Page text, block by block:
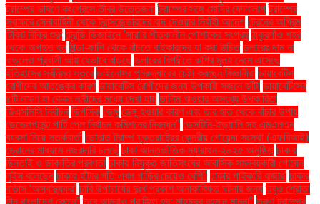
ট্রাম্পের ভাষণে কংগ্রেসে তীব্র উত্তেজনা ট্রাম্পের সঙ্গে মোদির ফোনালাপ ট্রাম্পের
স্বাক্ষরে সেনাবাহিনী থেকে ট্রান্সজেন্ডারদের বাদ দেওয়ার নির্বাহী আদেশ ট্রেনের অগ্রিম
টিকিট বিক্রি শুরু ট্রেন্ডি ডিজাইনে 'সারা'র শীতকালীন পোশাকের সংগ্রহ ঠাকুরগাঁও শহর
থেকে অপহৃত হন ঠান্ডা-কাশি থেকে বাঁচতে বাইকারদের যা করা উচিত ডলারের দাম না
বাড়লেও প্রবাসী আয় যেভাবে বাড়ছে ডলারের বিপরীতে রুপির মূল্য নেমে এসেছে
ইতিহাসের সর্বনিম্ন স্তরে ডাইনোসর পুনরুদ্ধারের চেষ্টা করছেন বিজ্ঞানীরা ডায়াবেটিস
রোগীদের আতঙ্কের কারণ ডায়াবেটিস রোগীদের জন্য উপকারী সজনে ডাঁটা ডায়াবেটিসের
৪টি লক্ষণ যা কেবল নারীদের মধ্যে দেখা যায় ডালিম খাওয়ার অসংখ্য উপকারিতা
ডিএসসিসি নির্বাচন ডিপসিক ডেঙ্গু ডেঙ্গু হওয়ার কারণ এবং তার হাত থেকে বাঁচার উপায়
ডেভেলপমেন্ট পার্টি পেল নির্বাচন কমিশনের নিবন্ধন" ডেসটিনি-ইভ্যালি সহ এমএলএম
ব্যবসা নিয়ে সতর্কবার্তা ডোনাল্ড ট্রাম্প যুক্তরাষ্ট্রের কেন্দ্রীয় গোয়েন্দা সংস্থা (এফবিআই)
ড্রোনের মাধ্যমে নজরদারি চলছে ঢাকা আন্তর্জাতিক ম্যারাথন-২০২৫ অনুষ্ঠিত ঢাকায়
ছিনতাই ও ডাকাতির প্রবণতা ঢাকায় নিযুক্ত জাতিসংঘের আবাসিক সমন্বয়কারী গোয়েন
লুইস বলেছেন ঢাকায় হাঁটার গতি এখন গাড়ির চেয়েও বেশি'' ঢাকার পাইকারি বাজার' ঢাকার
বাতাস ‘অস্বাস্থ্যকর’ ঢাবি উপাচার্যের দুঃখ প্রকাশ অনাকাঙ্ক্ষিত ঘটনার জন্য তবুও শ্রোতা
হীন বাংলাদেশ বেতার” তবে আমরাও পরাজিত হব: মাহমুদুর রহমান মান্না" তরুণ ট্রাম্পের